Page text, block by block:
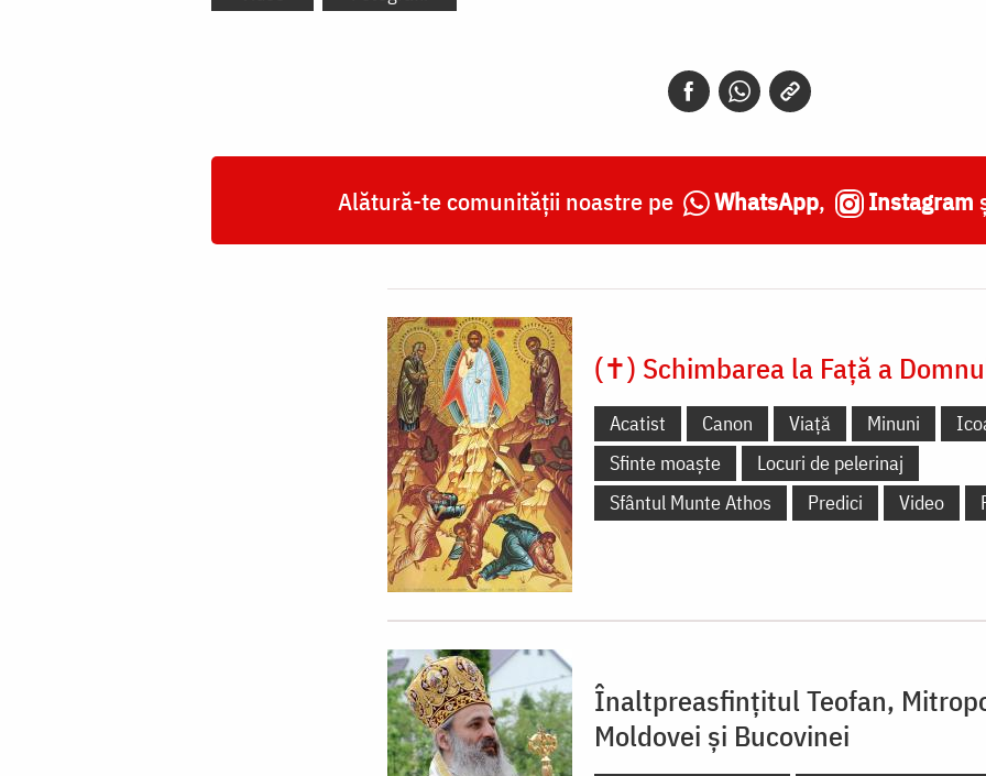
Alătură-te comunității noastre pe WhatsApp, Instagram
(✝) Schimbarea la Față a
Acatist Canon Viață Minuni
Sfinte moaște
Locuri de pelerinaj
Sfântul Munte Athos
Predici Video
Înaltpreasfințitul Teofan,
Moldovei și Bucovinei